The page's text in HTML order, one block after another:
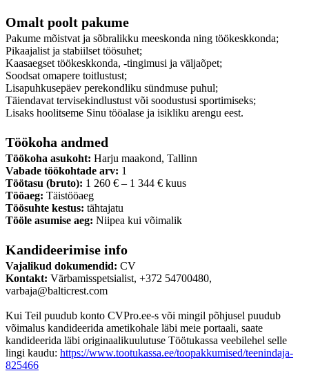
Omalt poolt pakume
Pakume mõistvat ja sõbralikku meeskonda ning töökeskkonda;
Pikaajalist ja stabiilset töösuhet;
Kaasaegset töökeskkonda, -tingimusi ja väljaõpet;
Soodsat omapere toitlustust;
Lisapuhkusepäev perekondliku sündmuse puhul;
Täiendavat tervisekindlustust või soodustusi sportimiseks;
Lisaks hoolitseme Sinu tööalase ja isikliku arengu eest.
Töökoha andmed
Töökoha asukoht: Harju maakond, Tallinn
Vabade töökohtade arv: 1
Töötasu (bruto): 1 260 € – 1 344 € kuus
Tööaeg: Täistööaeg
Töösuhte kestus: tähtajatu
Tööle asumise aeg: Niipea kui võimalik
Kandideerimise info
Vajalikud dokumendid: CV
Kontakt: Värbamisspetsialist, +372 54700480,
varbaja@balticrest.com
Kui Teil puudub konto CVPro.ee-s või mingil põhjusel puudub
võimalus kandideerida ametikohale läbi meie portaali, saate
kandideerida läbi originaalikuulutuse Töötukassa veebilehel selle
lingi kaudu: https://www.tootukassa.ee/toopakkumised/teenindaja-
825466